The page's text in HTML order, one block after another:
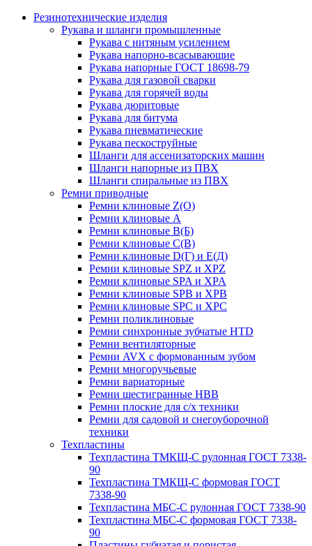
Резинотехнические изделия
Рукава и шланги промышленные
Рукава с нитяным усилением
Рукава напорно-всасывающие
Рукава напорные ГОСТ 18698-79
Рукава для газовой сварки
Рукава для горячей воды
Рукава дюритовые
Рукава для битума
Рукава пневматические
Рукава пескоструйные
Шланги для ассенизаторских машин
Шланги напорные из ПВХ
Шланги спиральные из ПВХ
Ремни приводные
Ремни клиновые Z(О)
Ремни клиновые А
Ремни клиновые В(Б)
Ремни клиновые С(В)
Ремни клиновые D(Г) и Е(Д)
Ремни клиновые SPZ и XPZ
Ремни клиновые SPA и XPA
Ремни клиновые SPB и XPB
Ремни клиновые SPC и XPC
Ремни поликлиновые
Ремни синхронные зубчатые HTD
Ремни вентиляторные
Ремни AVX с формованным зубом
Ремни многоручьевые
Ремни вариаторные
Ремни шестигранные HBB
Ремни плоские для с/х техники
Ремни для садовой и снегоуборочной
техники
Техпластины
Техпластина ТМКЩ-С рулонная ГОСТ 7338-
90
Техпластина ТМКЩ-С формовая ГОСТ
7338-90
Техпластина МБС-С рулонная ГОСТ 7338-90
Техпластина МБС-С формовая ГОСТ 7338-
90